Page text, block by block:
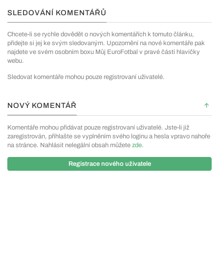
SLEDOVÁNÍ KOMENTÁŘŮ
Chcete-li se rychle dovědět o nových komentářích k tomuto článku,
přidejte si jej ke svým sledovaným. Upozornění na nové komentáře pak
najdete ve svém osobním boxu Můj EuroFotbal v pravé části hlavičky
webu.
Sledovat komentáře mohou pouze registrovaní uživatelé.
NOVÝ KOMENTÁŘ
Komentáře mohou přidávat pouze registrovaní uživatelé. Jste-li již
zaregistrován, přihlašte se vyplněním svého loginu a hesla vpravo nahoře
na stránce. Nahlásit nelegální obsah můžete zde.
Registrace nového uživatele